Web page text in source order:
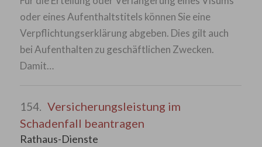
oder eines Aufenthaltstitels können Sie eine
Verpflichtungserklärung abgeben. Dies gilt auch
bei Aufenthalten zu geschäftlichen Zwecken.
Damit…
154. Versicherungsleistung im
Schadenfall beantragen
Rathaus-Dienste